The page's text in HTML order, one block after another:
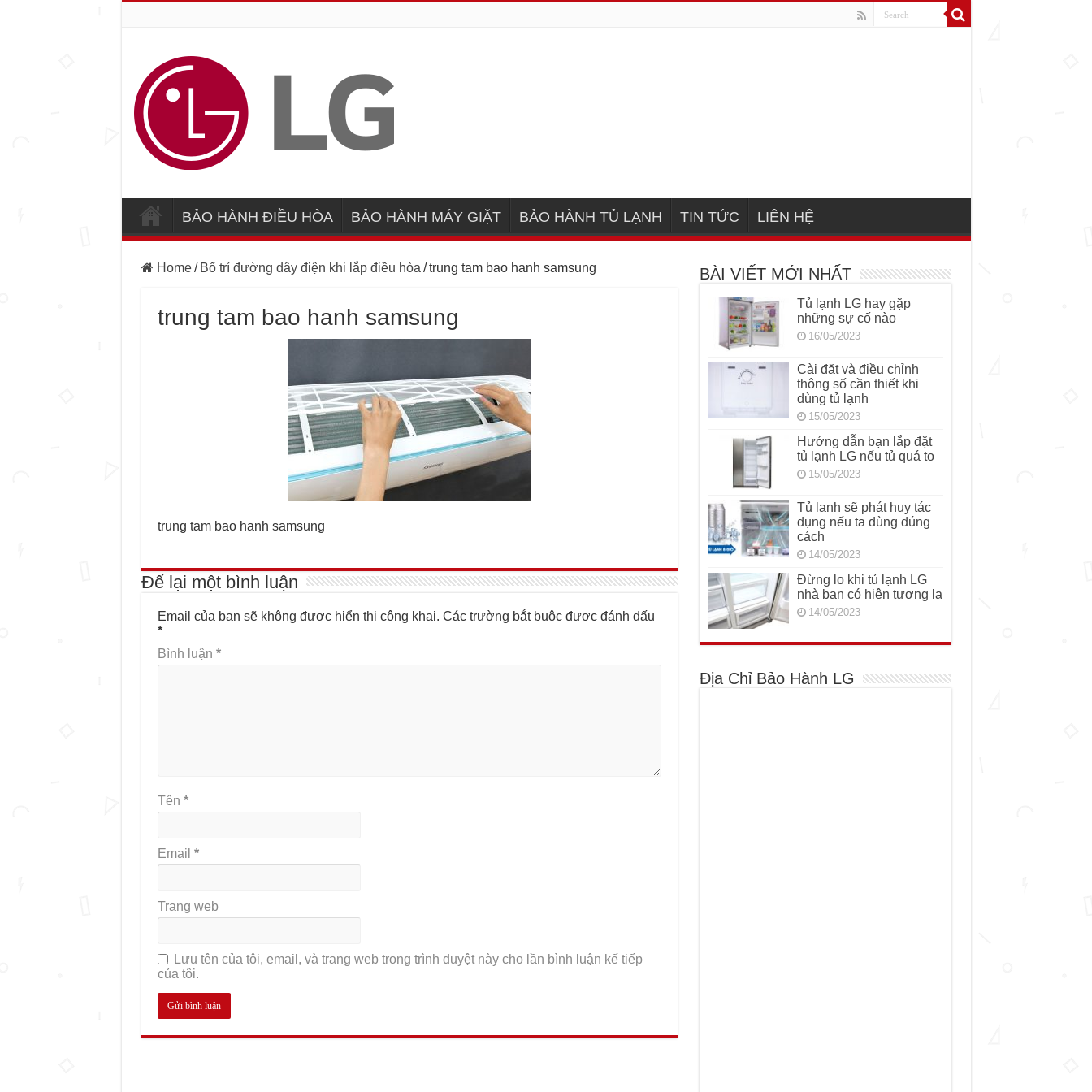
BẢO HÀNH ĐIỀU HÒA BẢO HÀNH MÁY GIẶT BẢO HÀNH TỦ LẠNH TIN TỨC LIÊN HỆ
Home / Bố trí đường dây điện khi lắp điều hòa / trung tam bao hanh samsung
trung tam bao hanh samsung
trung tam bao hanh samsung
Để lại một bình luận
Email của bạn sẽ không được hiển thị công khai. Các trường bắt buộc được đánh dấu
*
Bình luận *
Tên *
Email *
Trang web
Lưu tên của tôi, email, và trang web trong trình duyệt này cho lần bình luận kế tiếp
của tôi.
BÀI VIẾT MỚI NHẤT
Tủ lạnh LG hay gặp
những sự cố nào
16/05/2023
Cài đặt và điều chỉnh
thông số cần thiết khi
dùng tủ lạnh
15/05/2023
Hướng dẫn bạn lắp đặt
tủ lạnh LG nếu tủ quá to
15/05/2023
Tủ lạnh sẽ phát huy tác
dụng nếu ta dùng đúng
cách
14/05/2023
Đừng lo khi tủ lạnh LG
nhà bạn có hiện tượng lạ
14/05/2023
Địa Chỉ Bảo Hành LG